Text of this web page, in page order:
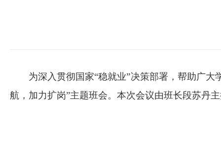
为深入贯彻国家“稳就业”决策部署，帮助广
航，加力扩岗”主题班会。本次会议由班长段苏丹